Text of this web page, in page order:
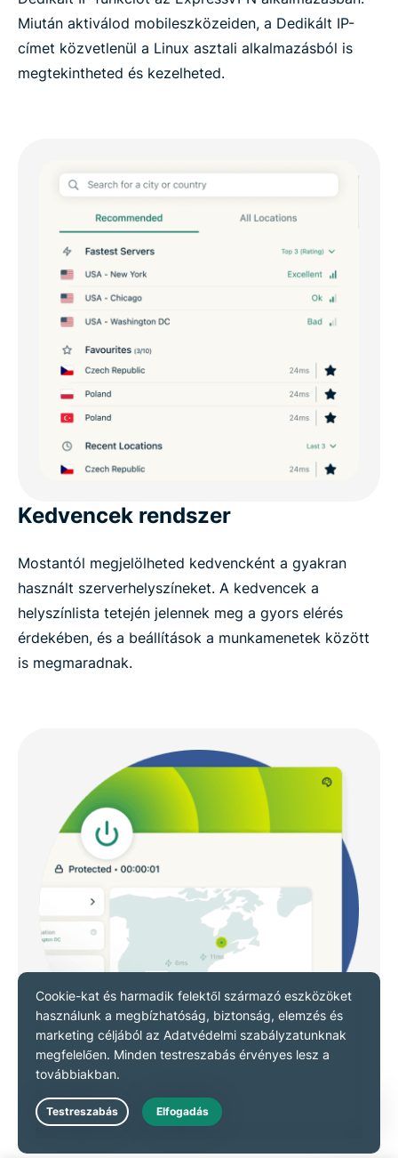
Miután aktiválod mobileszközeiden, a Dedikált IP-
címet közvetlenül a Linux asztali alkalmazásból is
megtekintheted és kezelheted.
Kedvencek rendszer
Mostantól megjelölheted kedvencként a gyakran
használt szerverhelyszíneket. A kedvencek a
helyszínlista tetején jelennek meg a gyors elérés
érdekében, és a beállítások a munkamenetek között
is megmaradnak.
Újratervezett, kártyaalapú
irányítópult és interaktív térkép